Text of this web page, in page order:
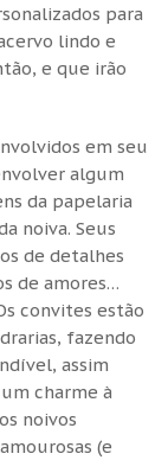
para
lindo e
e que irão
em seu
algum
da papelaria
noiva. Seus
de detalhes
de amores…
convites estão
fazendo
assim
charme à
noivos
(e